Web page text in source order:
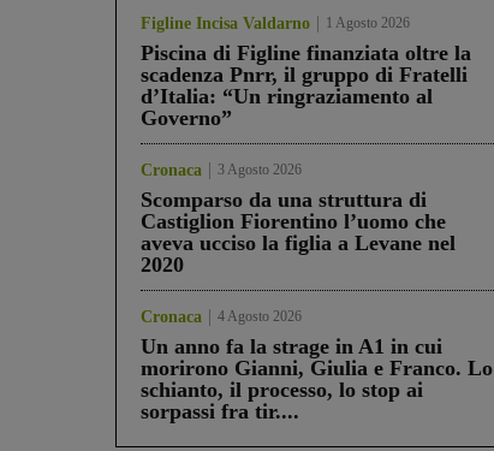
Figline Incisa Valdarno 1 Agosto 2026
Piscina di Figline finanziata oltre la
scadenza Pnrr, il gruppo di Fratelli
d’Italia: “Un ringraziamento al
Governo”
Cronaca 3 Agosto 2026
Scomparso da una struttura di
Castiglion Fiorentino l’uomo che
aveva ucciso la figlia a Levane nel
2020
Cronaca 4 Agosto 2026
Un anno fa la strage in A1 in cui
morirono Gianni, Giulia e Franco. Lo
schianto, il processo, lo stop ai
sorpassi fra tir....